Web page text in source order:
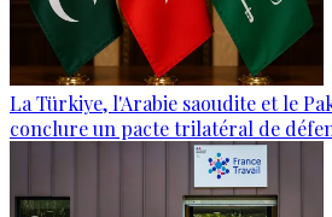
La Türkiye, l'Arabie saoudite et le
conclure un pacte trilatéral de